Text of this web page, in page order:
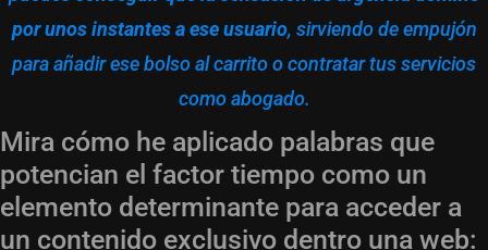
por unos instantes a ese usuario, sirviendo de empujón
para añadir ese bolso al carrito o contratar tus servicios
como abogado.
Mira cómo he aplicado palabras que
potencian el factor tiempo como un
elemento determinante para acceder a
un contenido exclusivo dentro una web: